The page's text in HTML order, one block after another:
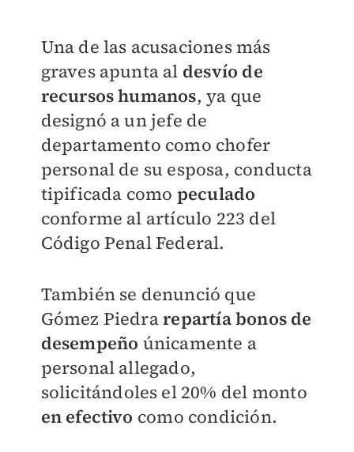
Una de las acusaciones más
graves apunta al desvío de
recursos humanos, ya que
designó a un jefe de
departamento como chofer
personal de su esposa, conducta
tipificada como peculado
conforme al artículo 223 del
Código Penal Federal.
También se denunció que
Gómez Piedrarepartía bonos de
desempeño únicamente a
personal allegado,
solicitándoles el 20% del monto
en efectivo como condición.